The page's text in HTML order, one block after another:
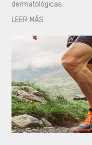
dermatológicas.
LEER MÁS